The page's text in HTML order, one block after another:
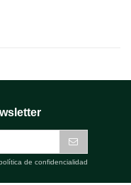
de confidencialidad